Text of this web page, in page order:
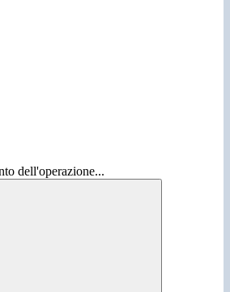
dell'operazione...